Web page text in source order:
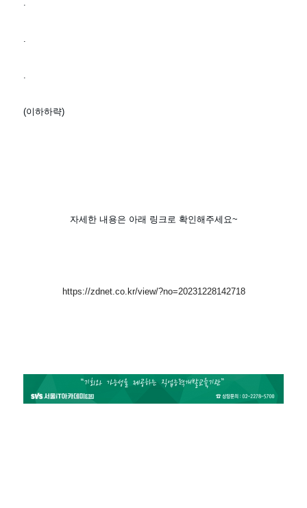
(이하하략)
자세한 내용은 아래 링크로 확인해주세요~
https://zdnet.co.kr/view/?no=20231228142718